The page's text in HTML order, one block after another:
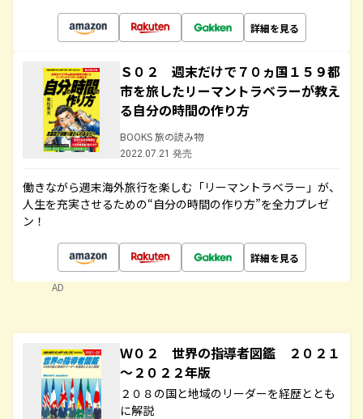
詳細を見る
Ｓ０２ 週末だけで７０ヵ国１５９都
市を旅したリーマントラベラーが教え
る自分の時間の作り方
BOOKS 旅の読み物
2022.07.21 発売
働きながら週末海外旅行を楽しむ「リーマントラベラー」が、
人生を充実させるための“自分の時間の作り方”を全力プレゼ
ン！
詳細を見る
AD
Ｗ０２ 世界の指導者図鑑 ２０２１
～２０２２年版
２０８の国と地域のリーダーを経歴ととも
に解説